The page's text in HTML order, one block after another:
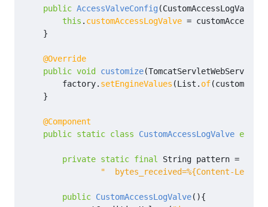
public AccessValveConfig (CustomAccessLogValve
this . customAccessLogValve =
}
@Override
public void customize(
factory. setEngineValues (List . of(
}
@Component
public static class CustomAccessLogValve
private static final String pattern =
"  bytes_received=%{Content-
public CustomAccessLogValve(){